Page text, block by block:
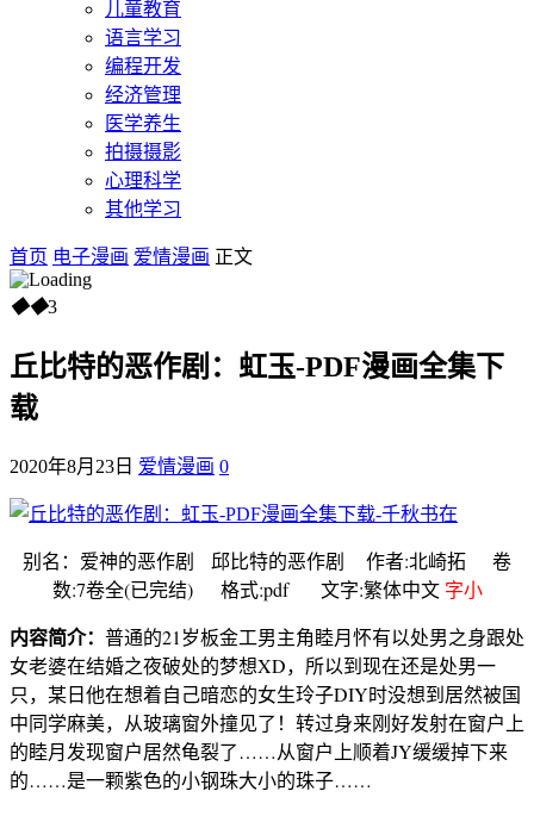
儿童教育
语言学习
编程开发
经济管理
医学养生
拍摄摄影
心理科学
其他学习
首页 电子漫画 爱情漫画 正文
◆◆3
丘比特的恶作剧：虹玉-PDF漫画全集下
载
2020年8月23日 爱情漫画 0
别名：爱神的恶作剧 邱比特的恶作剧 作者:北崎拓 卷
数:7卷全(已完结) 格式:pdf 文字:繁体中文 字小
内容简介： 普通的21岁板金工男主角睦月怀有以处男之身跟处
女老婆在结婚之夜破处的梦想XD，所以到现在还是处男一
只，某日他在想着自己暗恋的女生玲子DIY时没想到居然被国
中同学麻美，从玻璃窗外撞见了！转过身来刚好发射在窗户上
的睦月发现窗户居然龟裂了……从窗户上顺着JY缓缓掉下来
的……是一颗紫色的小钢珠大小的珠子……